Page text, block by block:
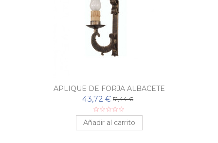
APLIQUE DE FORJA ALBACETE
43,72 € 51,44 €
Añadir al carrito